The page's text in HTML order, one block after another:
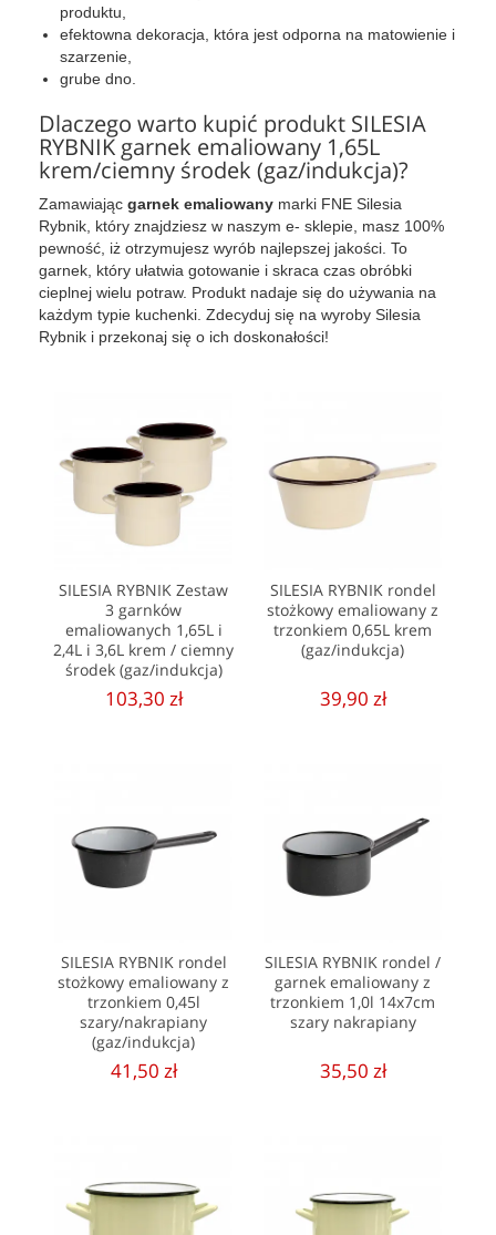
produktu,
efektowna dekoracja, która jest odporna na matowienie i
szarzenie,
grube dno.
Dlaczego warto kupić produkt SILESIA
RYBNIK garnek emaliowany 1,65L
krem/ciemny środek (gaz/indukcja)?
Zamawiając garnek emaliowany marki FNE Silesia
Rybnik, który znajdziesz w naszym e- sklepie, masz 100%
pewność, iż otrzymujesz wyrób najlepszej jakości. To
garnek, który ułatwia gotowanie i skraca czas obróbki
cieplnej wielu potraw. Produkt nadaje się do używania na
każdym typie kuchenki. Zdecyduj się na wyroby Silesia
Rybnik i przekonaj się o ich doskonałości!
SILESIA RYBNIK Zestaw
3 garnków
emaliowanych 1,65L i
2,4L i 3,6L krem / ciemny
środek (gaz/indukcja)
103,30 zł
SILESIA RYBNIK rondel
stożkowy emaliowany z
trzonkiem 0,65L krem
(gaz/indukcja)
39,90 zł
SILESIA RYBNIK rondel
stożkowy emaliowany z
trzonkiem 0,45l
szary/nakrapiany
(gaz/indukcja)
41,50 zł
SILESIA RYBNIK rondel /
garnek emaliowany z
trzonkiem 1,0l 14x7cm
szary nakrapiany
35,50 zł